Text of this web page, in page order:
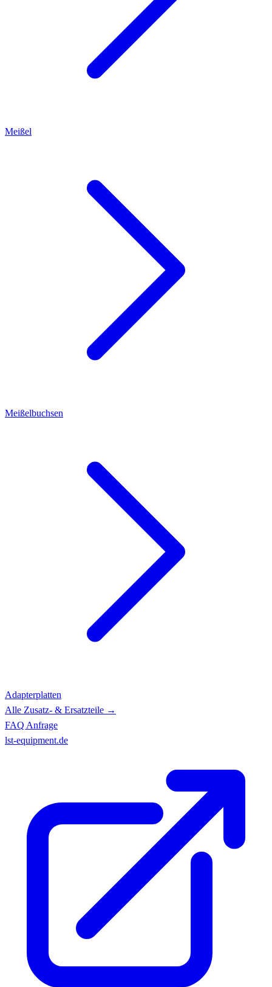
Meißel
Meißelbuchsen
Adapterplatten
Alle Zusatz- & Ersatzteile →
FAQ Anfrage
lst-equipment.de